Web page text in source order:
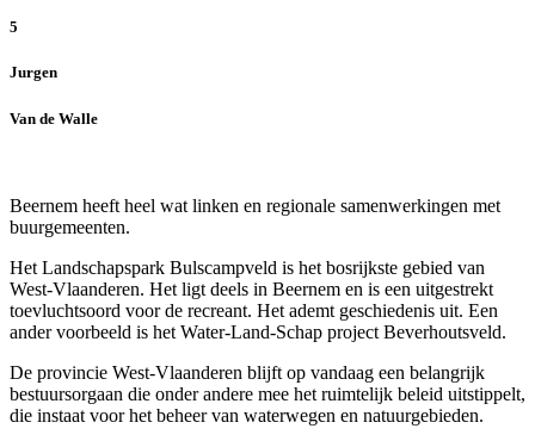
5
Jurgen
Van de Walle
Beernem heeft heel wat linken en regionale samenwerkingen met
buurgemeenten.
Het Landschapspark Bulscampveld is het bosrijkste gebied van
West-Vlaanderen. Het ligt deels in Beernem en is een uitgestrekt
toevluchtsoord voor de recreant. Het ademt geschiedenis uit. Een
ander voorbeeld is het Water-Land-Schap project Beverhoutsveld.
De provincie West-Vlaanderen blijft op vandaag een belangrijk
bestuursorgaan die onder andere mee het ruimtelijk beleid uitstippelt,
die instaat voor het beheer van waterwegen en natuurgebieden.